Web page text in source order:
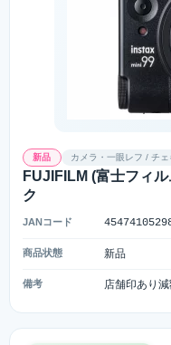
新品 カメラ・一眼レフ / チ
FUJIFILM (富士フィ
ク
JANコード
商品状態 新品
備考 店舗印あり減